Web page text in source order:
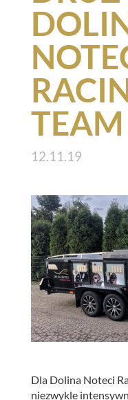
TEAM
12.11.19
Dla Dolina Noteci
niezwykle